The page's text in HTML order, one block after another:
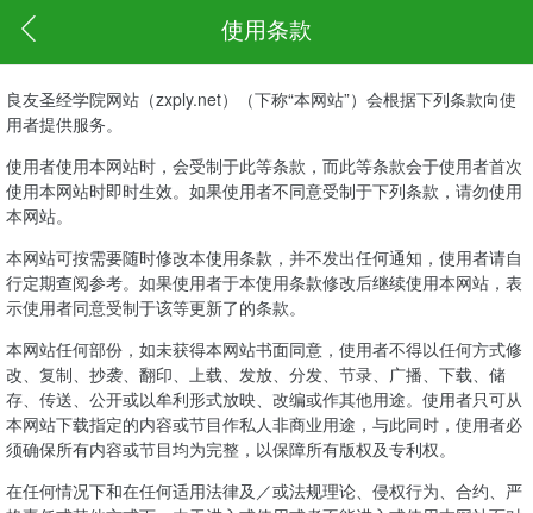
使用条款
良友圣经学院网站（zxply.net）（下称“本网站”）会根据下列条款向使
用者提供服务。
使用者使用本网站时，会受制于此等条款，而此等条款会于使用者首次
使用本网站时即时生效。如果使用者不同意受制于下列条款，请勿使用
本网站。
本网站可按需要随时修改本使用条款，并不发出任何通知，使用者请自
行定期查阅参考。如果使用者于本使用条款修改后继续使用本网站，表
示使用者同意受制于该等更新了的条款。
本网站任何部份，如未获得本网站书面同意，使用者不得以任何方式修
改、复制、抄袭、翻印、上载、发放、分发、节录、广播、下载、储
存、传送、公开或以牟利形式放映、改编或作其他用途。使用者只可从
本网站下载指定的内容或节目作私人非商业用途，与此同时，使用者必
须确保所有内容或节目均为完整，以保障所有版权及专利权。
在任何情况下和在任何适用法律及／或法规理论、侵权行为、合约、严